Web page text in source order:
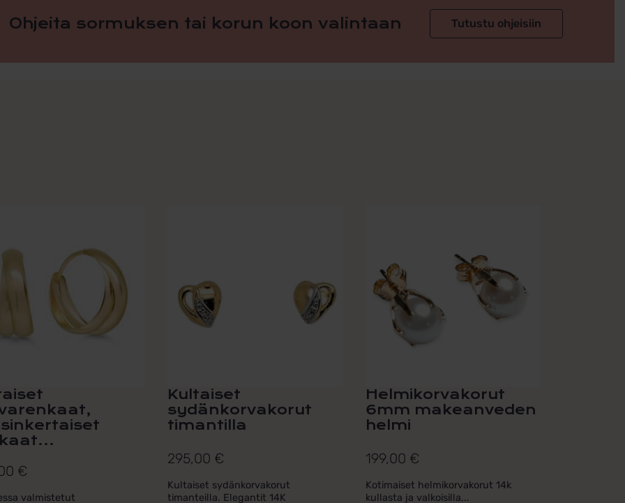
Ohjeita sormuksen tai korun koon valintaan Tutustu ohjeisiin
€
valmistetut
Kultaiset
sydänkorvakorut
timantilla
295,00 €
Kultaiset sydänkorvakorut
timanteilla. Elegantit 14K
Helmikorvakorut
6mm makeanveden
helmi
199,00 €
Kotimaiset helmikorvakorut 14k
kullasta ja valkoisilla...